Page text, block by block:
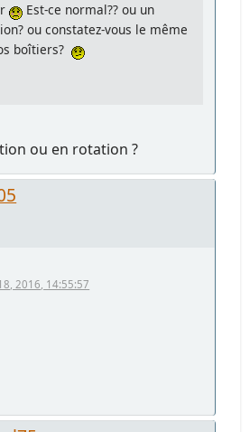
Est-ce normal?? ou un
ou constatez-vous le même
boîtiers?
ou en rotation ?
2016, 14:55:57